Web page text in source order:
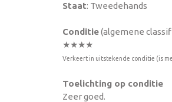
Staat: Tweedehands
Conditie(algemene
★★★★
Verkeert in uitstekende conditie (is
Toelichting op conditie
Zeer goed.